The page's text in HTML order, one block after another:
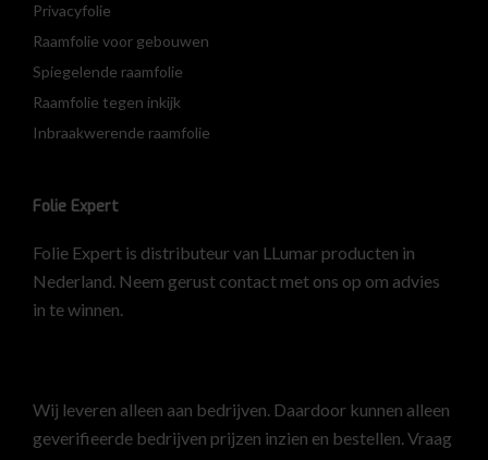
Privacyfolie
Raamfolie voor gebouwen
Spiegelende raamfolie
Raamfolie tegen inkijk
Inbraakwerende raamfolie
Folie Expert
Folie Expert is distributeur van LLumar producten in
Nederland. Neem gerust contact met ons op om advies
in te winnen.
Wij leveren alleen aan bedrijven. Daardoor kunnen alleen
geverifieerde bedrijven prijzen inzien en bestellen.Vraag